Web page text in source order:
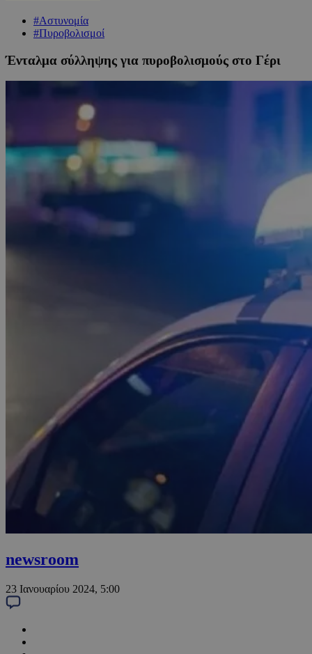
#Αστυνομία
#Πυροβολισμοί
Ένταλμα σύλληψης για πυροβολισμούς στο Γέρι
newsroom
23 Ιανουαρίου 2024, 5:00